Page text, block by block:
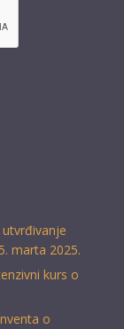
marta 2025.
kurs o
o